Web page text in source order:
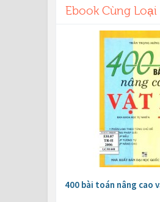
Ebook Cùng Loại
400 bài toán nâng cao